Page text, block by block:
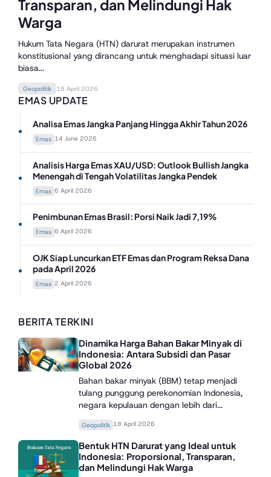
Pernah mendengar nama Tim Mawar? Bagi yang mengikuti
Geopolitik 21 May 2026
perekonomian Indonesia, negara kepulauan dengan lebih
dari...
Geopolitik 18 April 2026
Transparan, dan Melindungi Hak
Warga
Hukum Tata Negara (HTN) darurat merupakan instrumen
konstitusional yang dirancang untuk menghadapi situasi luar
biasa...
Geopolitik 18 April 2026
Presiden Prabowo Subianto kembali bikin pernyataan yang
mengguncang. Di depan ribuan pengusaha muda HIPMI di...
Geopolitik 12 June 2026
EMAS UPDATE
Analisa Emas Jangka Panjang Hingga Akhir Tahun 2026
Emas 14 June 2026
Analisis Harga Emas XAU/USD: Outlook Bullish Jangka
Menengah di Tengah Volatilitas Jangka Pendek
Emas 6 April 2026
Penimbunan Emas Brasil: Porsi Naik Jadi 7,19%
Emas 6 April 2026
OJK Siap Luncurkan ETF Emas dan Program Reksa Dana
pada April 2026
Emas 2 April 2026
BERITA TERKINI
Dinamika Harga Bahan Bakar Minyak di
Indonesia: Antara Subsidi dan Pasar
Global 2026
Bahan bakar minyak (BBM) tetap menjadi
tulang punggung perekonomian Indonesia,
negara kepulauan dengan lebih dari...
Geopolitik 18 April 2026
Bentuk HTN Darurat yang Ideal untuk
Indonesia: Proporsional, Transparan,
dan Melindungi Hak Warga